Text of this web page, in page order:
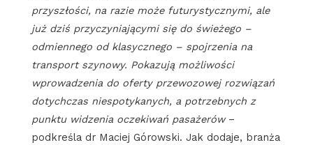
przyszłości, na razie może futurystycznymi, ale
już dziś przyczyniającymi się do świeżego –
odmiennego od klasycznego – spojrzenia na
transport szynowy. Pokazują możliwości
wprowadzenia do oferty przewozowej rozwiązań
dotychczas niespotykanych, a potrzebnych z
punktu widzenia oczekiwań pasażerów–
podkreśla dr Maciej Górowski. Jak dodaje, branża